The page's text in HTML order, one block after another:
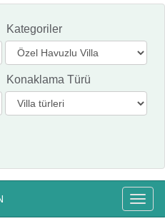
Kategoriler
Konaklama Türü